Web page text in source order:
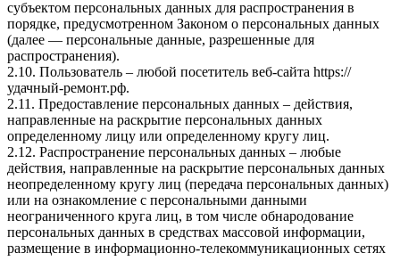
субъектом персональных данных для распространения в
порядке, предусмотренном Законом о персональных данных
(далее — персональные данные, разрешенные для
распространения).
2.10. Пользователь – любой посетитель веб-сайта https://
удачный-ремонт.рф.
2.11. Предоставление персональных данных – действия,
направленные на раскрытие персональных данных
определенному лицу или определенному кругу лиц.
2.12. Распространение персональных данных – любые
действия, направленные на раскрытие персональных данных
неопределенному кругу лиц (передача персональных данных)
или на ознакомление с персональными данными
неограниченного круга лиц, в том числе обнародование
персональных данных в средствах массовой информации,
размещение в информационно-телекоммуникационных сетях